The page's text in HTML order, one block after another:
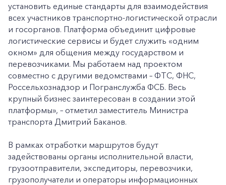
установить единые стандарты для взаимодействия
всех участников транспортно-логистической отрасли
и госорганов. Платформа объединит цифровые
логистические сервисы и будет служить «одним
окном» для общения между государством и
перевозчиками. Мы работаем над проектом
совместно с другими ведомствами – ФТС, ФНС,
Россельхознадзор и Погранслужба ФСБ. Весь
крупный бизнес заинтересован в создании этой
платформы», – отметил заместитель Министра
транспорта Дмитрий Баканов.
В рамках отработки маршрутов будут
задействованы органы исполнительной власти,
грузоотправители, экспедиторы, перевозчики,
грузополучатели и операторы информационных